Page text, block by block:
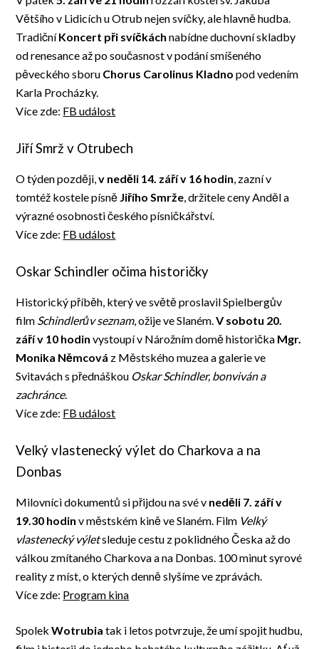
Většího v Lidicích u Otrub nejen svíčky, ale hlavně hudba.
TradičníKoncert při svíčkách nabídne duchovní skladby
od renesance až po současnost v podání smíšeného
pěveckého sboru Chorus Carolinus Kladno pod vedením
Karla Procházky.
Více zde: FB událost
Jiří Smrž v Otrubech
O týden později,v neděli 14. září v 16 hodin, zazní v
tomtéž kostele písně Jiřího Smrže, držitele ceny Anděl a
výrazné osobnosti českého písničkářství.
Více zde: FB událost
Oskar Schindler očima historičky
Historický příběh, který ve světě proslavil Spielbergův
film Schindlerův seznam, ožije ve Slaném.V sobotu 20.
září v 10 hodin vystoupí v Nárožním domě historička Mgr.
Monika Němcová z Městského muzea a galerie ve
Svitavách s přednáškou Oskar Schindler, bonviván a
zachránce.
Více zde: FB událost
Velký vlastenecký výlet do Charkova a na
Donbas
Milovníci dokumentů si přijdou na své v neděli 7. září v
19.30 hodin v městském kině ve Slaném. Film Velký
vlastenecký výletsleduje cestu z poklidného Česka až do
válkou zmítaného Charkova a na Donbas. 100 minut syrové
reality z míst, o kterých denně slyšíme ve zprávách.
Více zde: Program kina
SpolekWotrubia tak i letos potvrzuje, že umí spojit hudbu,